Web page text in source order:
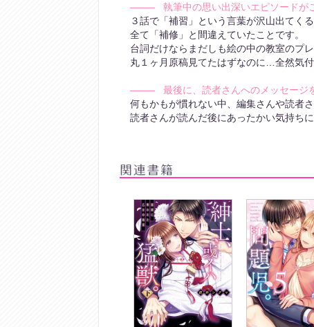
―――執筆中の思い出深いエピソードが
３話で「補習」という言葉が沢山出てく
全て「補修」と間違えていたことです。
台詞だけならまだしも絵の中の教室のプ
丸１ヶ月原稿見てたはずなのに…全然気付
―――最後に、読者さんへのメッセージ
何もかもが慣れない中、編集さんや読者
読者さんが読んだ後にあったかい気持ち